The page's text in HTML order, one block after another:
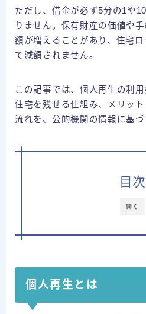
自己破産の費用
闇金
プライバシーポリシー
運営者情報
ただし、借金が必ず5分の1や
りません。保有財産の価値や
額が増えることがあり、住宅
て減額されません。
この記事では、個人再生の利
住宅を残せる仕組み、メリッ
流れを、公的機関の情報に基づ
開く
目次
個人再生とは